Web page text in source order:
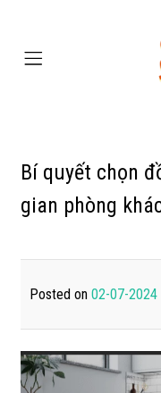
Bí quyết chọn
gian phòng
Posted on 02-07-2024